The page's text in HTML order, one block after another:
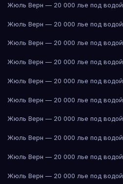
Жюль Верн — 20 000 лье под водой
Жюль Верн — 20 000 лье под водой
Жюль Верн — 20 000 лье под водой
Жюль Верн — 20 000 лье под водой
Жюль Верн — 20 000 лье под водой
Жюль Верн — 20 000 лье под водой
Жюль Верн — 20 000 лье под водой
Жюль Верн — 20 000 лье под водой
Жюль Верн — 20 000 лье под водой
Жюль Верн — 20 000 лье под водой